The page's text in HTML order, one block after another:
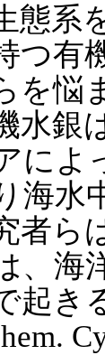
系
つ有
を悩
水銀
によ
海水
者ら
、海
起き